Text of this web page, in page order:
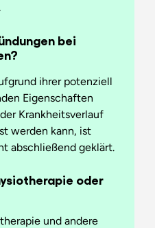
bei
ihrer potenziell
Eigenschaften
Krankheitsverlauf
werden kann, ist
abschließend geklärt.
oder
und andere